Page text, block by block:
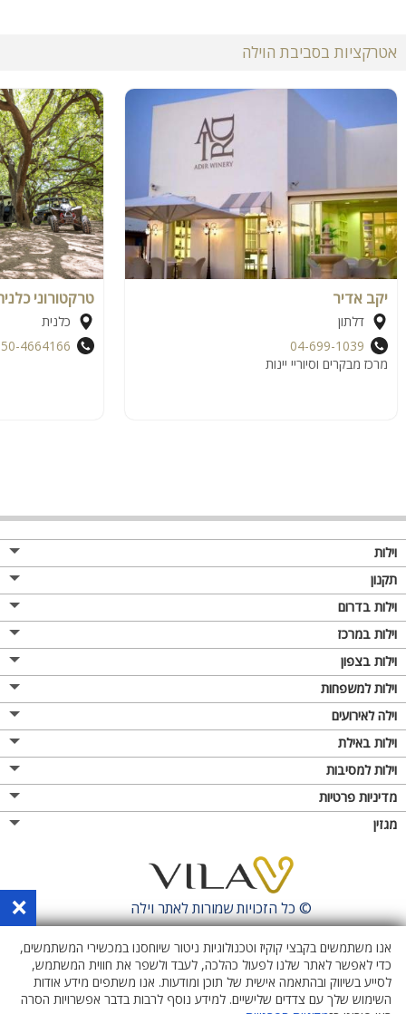
אטרקציות בסביבת הוילה
יקב אדיר
דלתון
04-699-1039
מרכז מבקרים וסיוריי יינות
טרקטורוני
כלנית
4664166
וילות
תקנון
וילות בדרום
וילות במרכז
וילות בצפון
וילות למשפחות
וילה לאירועים
וילות באילת
וילות למסיבות
מדיניות פרטיות
מגזין
© כל הזכויות שמורות לאתרוילה ×
אנו משתמשים בקבצי קוקיז וטכנולוגיות ניטור שיוחסנו במכשירי המשתמשים,
כדי לאפשר לאתר שלנו לפעול כהלכה, לעבד ולשפר את חווית המשתמש,
לסייע בשיווק ובהתאמה אישית של תוכן ומודעות. אנו משתפים מידע אודות
השימוש שלך עם צדדים שלישיים. למידע נוסף לרבות בדבר אפשרויות הסרה